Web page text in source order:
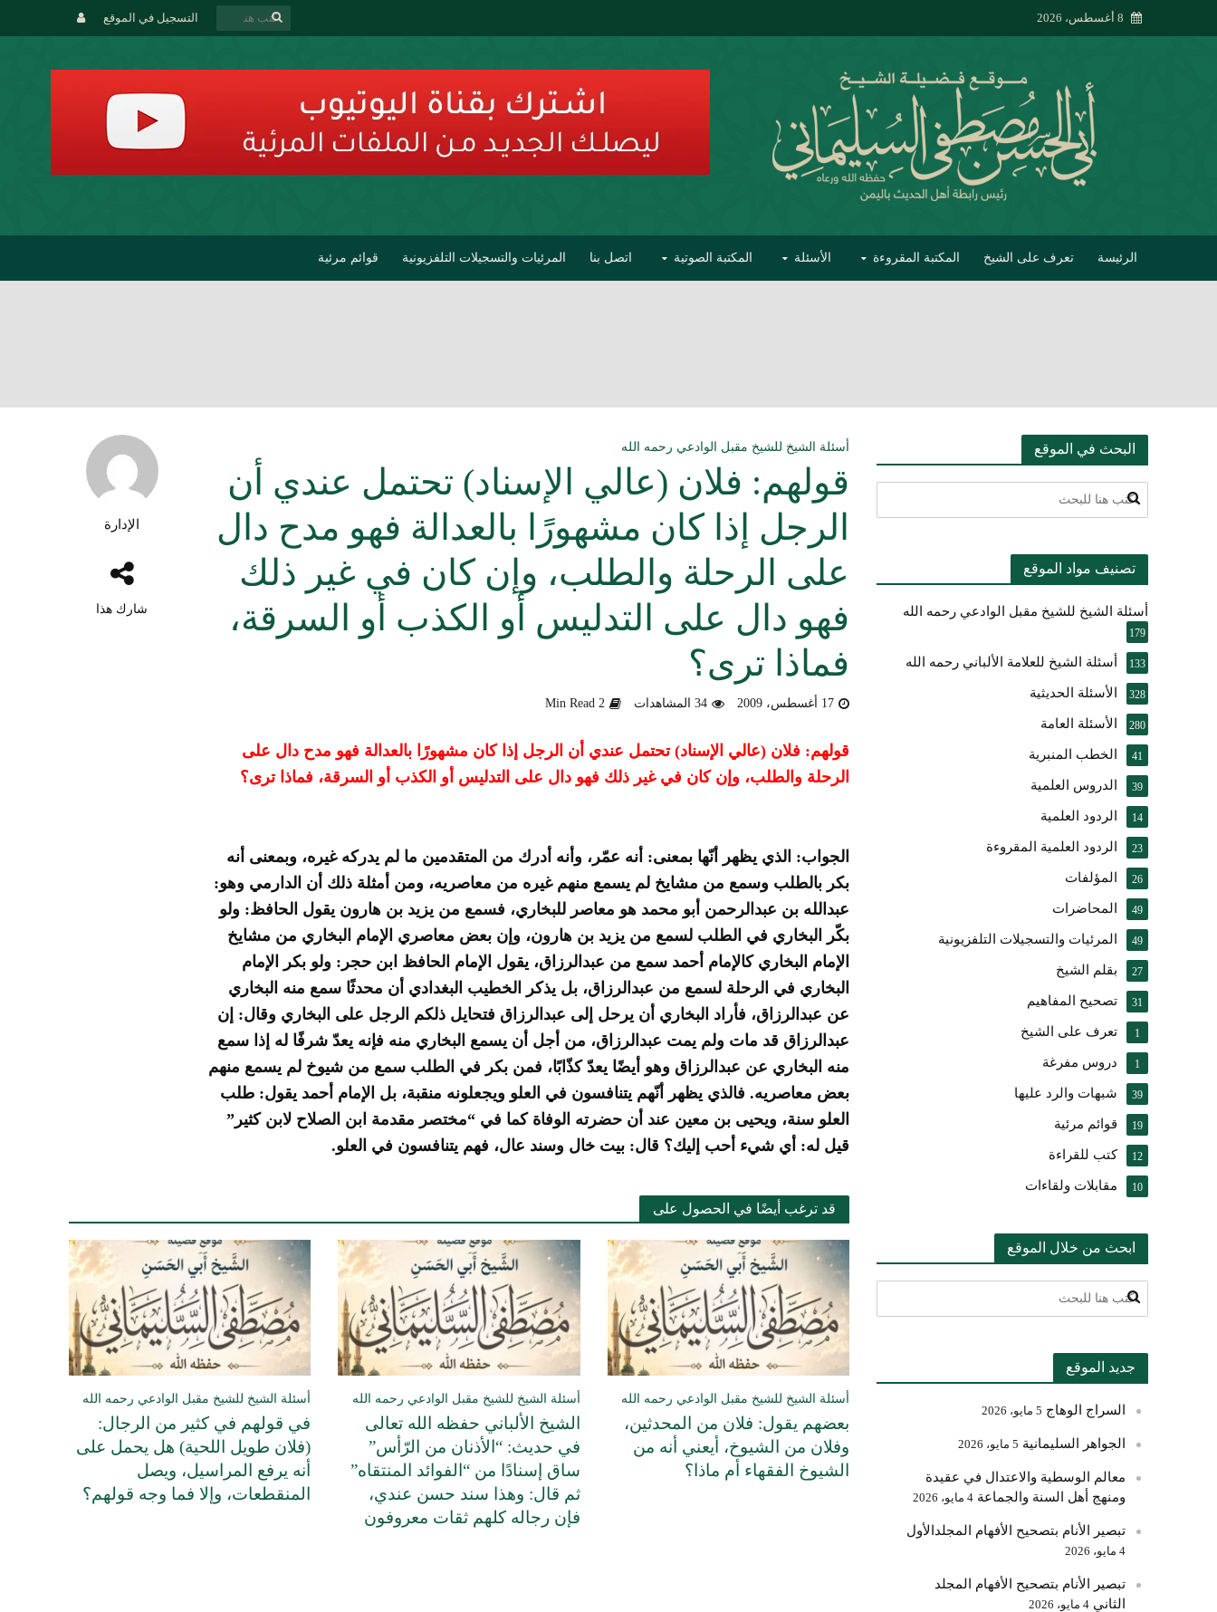
التسجيل في الموقع 8 أغسطس، 2026
الرئيسة تعرف على الشيخ المكتبة المقروءة الأسئلة المكتبة الصوتية اتصل بنا المرئيات والتسجيلات التلفزيونية قوائم مرئية
التعليق على ميثاق العمل الدعوي بين علماء ودعاة اليمن (صوت)
أسئلة عبدالله السليماني الحديثية للشيخ المحدث أبي الحسن السليماني
بيان بشأن حادث نيوزلندا الإرهابي
حقيقة موقف الشيخ الألباني رحمه الله من أخطاء الجماعات الإسلامية
شرح الضوابط الفقهية في التعامل مع المخالف – صوت
تعقيب على مقال الدكتور صادق بن محمد البيضاني حول فَهْمِهِ كلامي عن تنظيم القاعدة
النصيحة والتبيان لأهل السودان
الإدارة
شارك هذا
أسئلة الشيخ للشيخ مقبل الوادعي رحمه الله
قولهم: فلان (عالي الإسناد) تحتمل عندي أن
الرجل إذا كان مشهورًا بالعدالة فهو مدح دال
على الرحلة والطلب، وإن كان في غير ذلك
فهو دال على التدليس أو الكذب أو السرقة،
فماذا ترى؟
17 أغسطس، 2009 34 المشاهدات 2 Min Read
قولهم: فلان (عالي الإسناد) تحتمل عندي أن الرجل إذا كان مشهورًا بالعدالة فهو مدح دال على
الرحلة والطلب، وإن كان في غير ذلك فهو دال على التدليس أو الكذب أو السرقة، فماذا ترى؟
الجواب: الذي يظهر أنّها بمعنى: أنه عمّر، وأنه أدرك من المتقدمين ما لم يدركه غيره، وبمعنى أنه
بكر بالطلب وسمع من مشايخ لم يسمع منهم غيره من معاصريه، ومن أمثلة ذلك أن الدارمي وهو:
عبدالله بن عبدالرحمن أبو محمد هو معاصر للبخاري، فسمع من يزيد بن هارون يقول الحافظ: ولو
بكّر البخاري في الطلب لسمع من يزيد بن هارون، وإن بعض معاصري الإمام البخاري من مشايخ
الإمام البخاري كالإمام أحمد سمع من عبدالرزاق، يقول الإمام الحافظ ابن حجر: ولو بكر الإمام
البخاري في الرحلة لسمع من عبدالرزاق، بل يذكر الخطيب البغدادي أن محدثًا سمع منه البخاري
عن عبدالرزاق، فأراد البخاري أن يرحل إلى عبدالرزاق فتحايل ذلكم الرجل على البخاري وقال: إن
عبدالرزاق قد مات ولم يمت عبدالرزاق، من أجل أن يسمع البخاري منه فإنه يعدّ شرفًا له إذا سمع
منه البخاري عن عبدالرزاق وهو أيضًا يعدّ كذّابًا، فمن بكر في الطلب سمع من شيوخ لم يسمع منهم
بعض معاصريه. فالذي يظهر أنّهم يتنافسون في العلو ويجعلونه منقبة، بل الإمام أحمد يقول: طلب
العلو سنة، ويحيى بن معين عند أن حضرته الوفاة كما في “مختصر مقدمة ابن الصلاح لابن كثير”
قيل له: أي شيء أحب إليك؟ قال: بيت خال وسند عال، فهم يتنافسون في العلو.
قد ترغب أيضًا في الحصول على
أسئلة الشيخ للشيخ مقبل الوادعي رحمه الله
بعضهم يقول: فلان من المحدثين،
وفلان من الشيوخ، أيعني أنه من
الشيوخ الفقهاء أم ماذا؟
أسئلة الشيخ للشيخ مقبل الوادعي رحمه الله
الشيخ الألباني حفظه الله تعالى
في حديث: “الأذنان من الرّأس”
ساق إسنادًا من “الفوائد المنتقاه”
ثم قال: وهذا سند حسن عندي،
فإن رجاله كلهم ثقات معروفون
أسئلة الشيخ للشيخ مقبل الوادعي رحمه الله
في قولهم في كثير من الرجال:
(فلان طويل اللحية) هل يحمل على
أنه يرفع المراسيل، ويصل
المنقطعات، وإلا فما وجه قولهم؟
البحث في الموقع
تصنيف مواد الموقع
أسئلة الشيخ للشيخ مقبل الوادعي رحمه الله
179
أسئلة الشيخ للعلامة الألباني رحمه الله 133
الأسئلة الحديثية 328
الأسئلة العامة 280
الخطب المنبرية 41
الدروس العلمية 39
الردود العلمية 14
الردود العلمية المقروءة 23
المؤلفات 26
المحاضرات 49
المرئيات والتسجيلات التلفزيونية 49
بقلم الشيخ 27
تصحيح المفاهيم 31
تعرف على الشيخ 1
دروس مفرغة 1
شبهات والرد عليها 39
قوائم مرئية 19
كتب للقراءة 12
مقابلات ولقاءات 10
ابحث من خلال الموقع
جديد الموقع
السراج الوهاج 5 مايو، 2026
الجواهر السليمانية 5 مايو، 2026
معالم الوسطية والاعتدال في عقيدة
ومنهج أهل السنة والجماعة 4 مايو، 2026
تبصير الأنام بتصحيح الأفهام المجلدالأول
4 مايو، 2026
تبصير الأنام بتصحيح الأفهام المجلد
الثاني 4 مايو، 2026